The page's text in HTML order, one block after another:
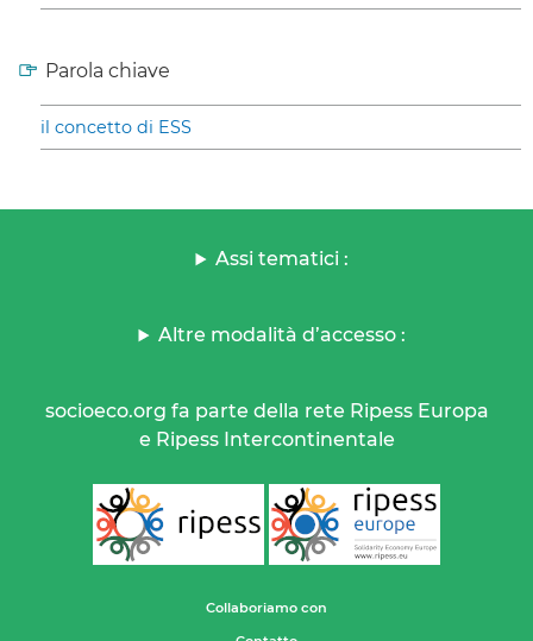
Parola chiave
il concetto di ESS
Assi tematici :
Altre modalità d’accesso :
socioeco.org fa parte della rete Ripess Europa
e Ripess Intercontinentale
Collaboriamo con